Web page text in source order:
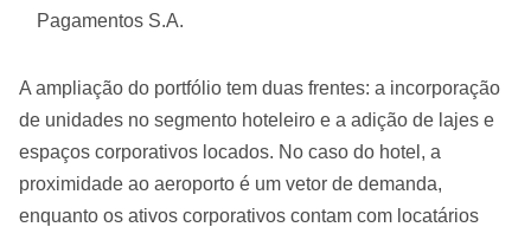
Pagamentos S.A.
A ampliação do portfólio tem duas frentes: a incorporação
de unidades no segmento hoteleiro e a adição de lajes e
espaços corporativos locados. No caso do hotel, a
proximidade ao aeroporto é um vetor de demanda,
enquanto os ativos corporativos contam com locatários